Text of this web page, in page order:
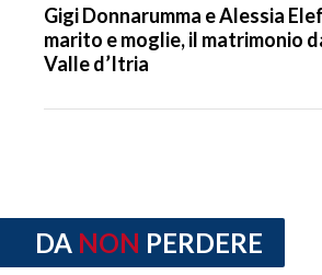
Gigi Donnarumma e Alessia
marito e moglie, il matrimonio
Valle d’Itria
DA NON PERDERE